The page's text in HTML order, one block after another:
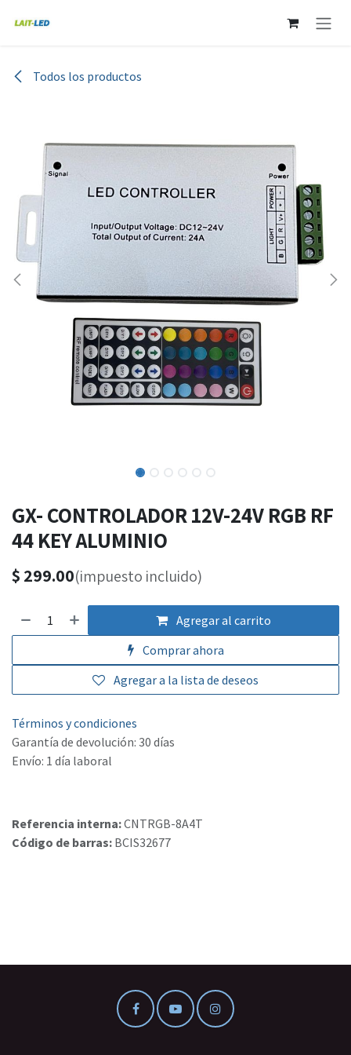
Todos los productos
GX- CONTROLADOR 12V-24V RGB RF
44 KEY ALUMINIO
$ 299.00(impuesto incluido)
Agregar al carrito
Comprar ahora
Agregar a la lista de deseos
Términos y condiciones
Garantía de devolución: 30 días
Envío: 1 día laboral
Referencia interna:CNTRGB-8A4T
Código de barras: BCIS32677